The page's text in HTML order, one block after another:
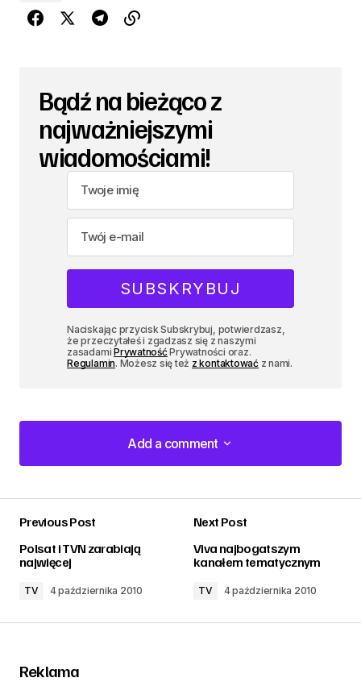
Bądź na bieżąco z
najważniejszymi
wiadomościami!
Naciskając przycisk Subskrybuj, potwierdzasz,
że przeczytałeś i zgadzasz się z naszymi
zasadamiPrywatnośćPrywatności oraz.
Regulamin. Możesz się też z kontaktowaćz nami.
Add a comment
Add a comment
Previous Post
Polsat i TVN zarabiają
najwięcej
TV 4 października 2010
Next Post
Viva najbogatszym
kanałem tematycznym
TV 4 października 2010
Reklama